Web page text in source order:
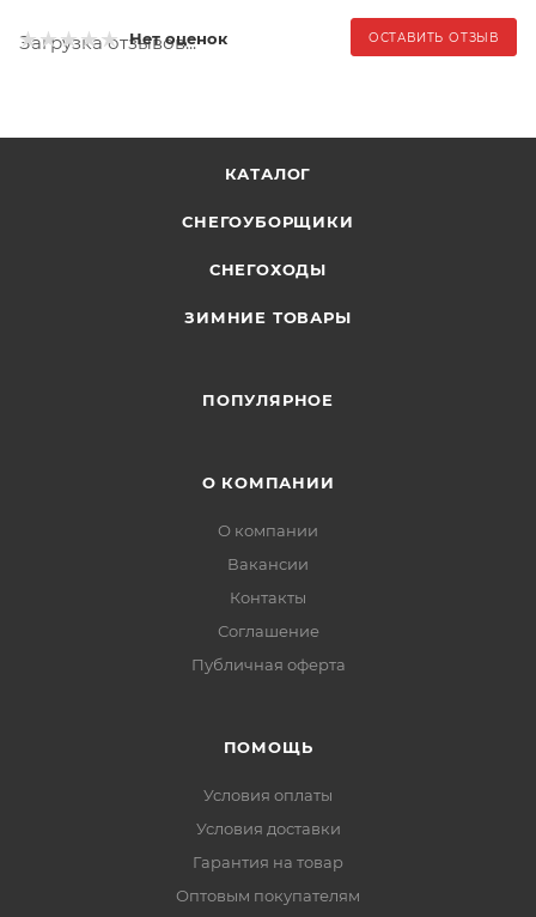
Нет оценок ОСТАВИТЬ ОТЗЫВ
Загрузка отзывов...
КАТАЛОГ
СНЕГОУБОРЩИКИ
СНЕГОХОДЫ
ЗИМНИЕ ТОВАРЫ
ПОПУЛЯРНОЕ
О КОМПАНИИ
О компании
Вакансии
Контакты
Соглашение
Публичная оферта
ПОМОЩЬ
Условия оплаты
Условия доставки
Гарантия на товар
Оптовым покупателям